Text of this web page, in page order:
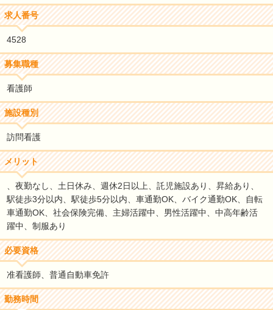
求人番号
4528
募集職種
看護師
施設種別
訪問看護
メリット
、夜勤なし、土日休み、週休2日以上、託児施設あり、昇給あり、
駅徒歩3分以内、駅徒歩5分以内、車通勤OK、バイク通勤OK、自転
車通勤OK、社会保険完備、主婦活躍中、男性活躍中、中高年齢活
躍中、制服あり
必要資格
准看護師、普通自動車免許
勤務時間